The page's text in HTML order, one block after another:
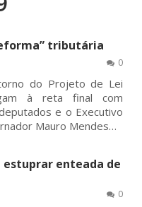
tributária
0
do Projeto de Lei
à reta final com
e o Executivo
Mauro Mendes…
estuprar enteada de
0